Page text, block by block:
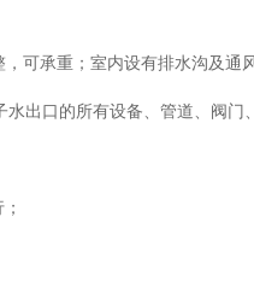
，可承重；室内设有排水沟及通
水出口的所有设备、管道、阀门